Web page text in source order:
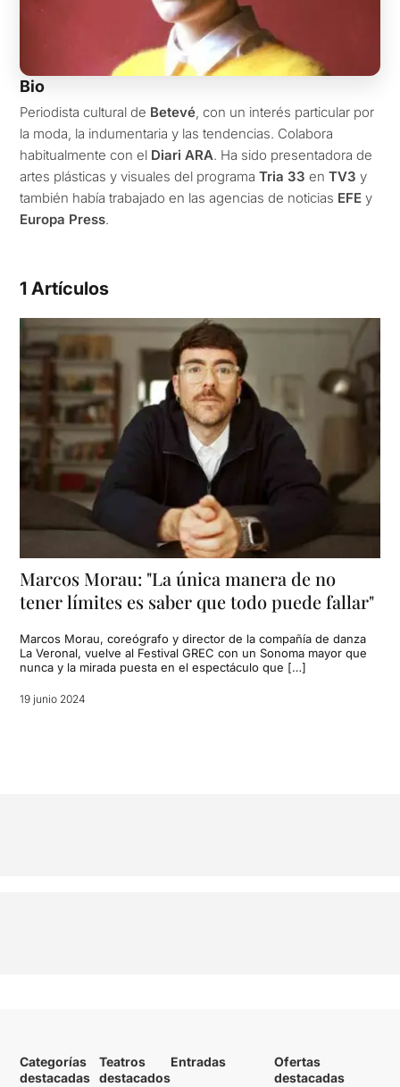
Bio
Periodista cultural de Betevé, con un interés particular por
la moda, la indumentaria y las tendencias. Colabora
habitualmente con el Diari ARA. Ha sido presentadora de
artes plásticas y visuales del programaTria 33 enTV3 y
también había trabajado en las agencias de noticias EFE y
Europa Press.
1 Artículos
Marcos Morau: "La única manera de no
tener límites es saber que todo puede fallar"
Marcos Morau, coreógrafo y director de la compañía de danza
La Veronal, vuelve al Festival GREC con un Sonoma mayor que
nunca y la mirada puesta en el espectáculo que […]
19 junio 2024
Categorías
destacadas
Teatros
destacados
Entradas
Ofertas
destacadas